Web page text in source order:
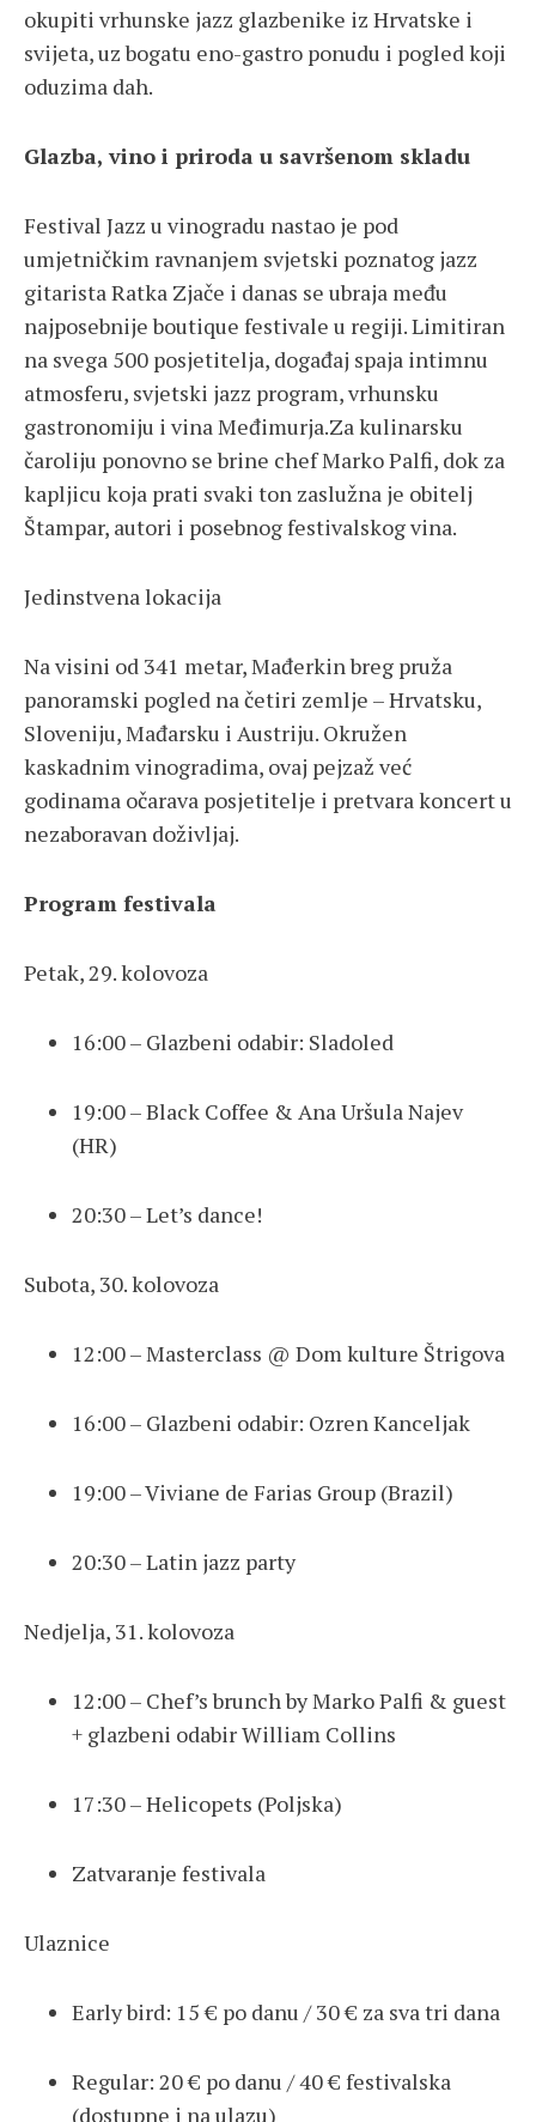
okupiti vrhunske jazz glazbenike iz Hrvatske i
svijeta, uz bogatu eno-gastro ponudu i pogled koji
oduzima dah.
Glazba, vino i priroda u savršenom skladu
Festival Jazz u vinogradu nastao je pod
umjetničkim ravnanjem svjetski poznatog jazz
gitarista Ratka Zjače i danas se ubraja među
najposebnije boutique festivale u regiji. Limitiran
na svega 500 posjetitelja, događaj spaja intimnu
atmosferu, svjetski jazz program, vrhunsku
gastronomiju i vina Međimurja.Za kulinarsku
čaroliju ponovno se brine chef Marko Palfi, dok za
kapljicu koja prati svaki ton zaslužna je obitelj
Štampar, autori i posebnog festivalskog vina.
Jedinstvena lokacija
Na visini od 341 metar, Mađerkin breg pruža
panoramski pogled na četiri zemlje – Hrvatsku,
Sloveniju, Mađarsku i Austriju. Okružen
kaskadnim vinogradima, ovaj pejzaž već
godinama očarava posjetitelje i pretvara koncert u
nezaboravan doživljaj.
Program festivala
Petak, 29. kolovoza
16:00 – Glazbeni odabir: Sladoled
19:00 – Black Coffee & Ana Uršula Najev
(HR)
20:30 – Let’s dance!
Subota, 30. kolovoza
12:00 – Masterclass @ Dom kulture Štrigova
16:00 – Glazbeni odabir: Ozren Kanceljak
19:00 – Viviane de Farias Group (Brazil)
20:30 – Latin jazz party
Nedjelja, 31. kolovoza
12:00 – Chef’s brunch by Marko Palfi & guest
+ glazbeni odabir William Collins
17:30 – Helicopets (Poljska)
Zatvaranje festivala
Ulaznice
Early bird: 15 € po danu / 30 € za sva tri dana
Regular: 20 € po danu / 40 € festivalska
(dostupne i na ulazu)